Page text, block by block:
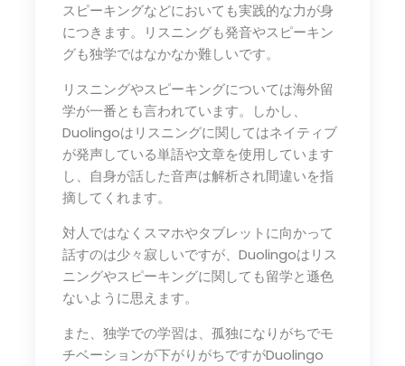
スピーキングなどにおいても実践的な力が身
につきます。リスニングも発音やスピーキン
グも独学ではなかなか難しいです。
リスニングやスピーキングについては海外留
学が一番とも言われています。しかし、
Duolingoはリスニングに関してはネイティブ
が発声している単語や文章を使用しています
し、自身が話した音声は解析され間違いを指
摘してくれます。
対人ではなくスマホやタブレットに向かって
話すのは少々寂しいですが、Duolingoはリス
ニングやスピーキングに関しても留学と遜色
ないように思えます。
また、独学での学習は、孤独になりがちでモ
チベーションが下がりがちですがDuolingo